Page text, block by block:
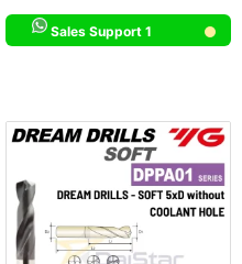
Sales Support 1